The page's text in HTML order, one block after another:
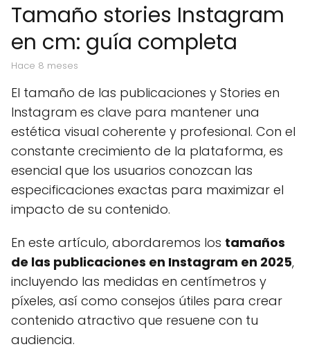
Tamaño stories Instagram
en cm: guía completa
hace 8 meses
El tamaño de las publicaciones y Stories en
Instagram es clave para mantener una
estética visual coherente y profesional. Con el
constante crecimiento de la plataforma, es
esencial que los usuarios conozcan las
especificaciones exactas para maximizar el
impacto de su contenido.
En este artículo, abordaremos los tamaños
de las publicaciones en Instagram en 2025,
incluyendo las medidas en centímetros y
píxeles, así como consejos útiles para crear
contenido atractivo que resuene con tu
audiencia.